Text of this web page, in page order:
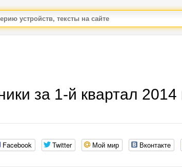
за 1-й квартал 2014
Facebook Twitter Мой мир Вконтакте